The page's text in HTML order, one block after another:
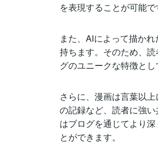
を表現することが可能で
また、AIによって描か
持ちます。そのため、
グのユニークな特徴とし
さらに、漫画は言葉以
の記録など、読者に強
はブログを通じてより
とができます。